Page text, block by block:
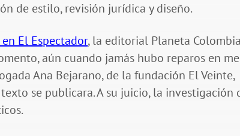
de estilo, revisión jurídica y diseño.
El Espectador, la editorial Planeta
aún cuando jamás hubo reparos en
Ana Bejarano, de la fundación El Veinte,
se publicara. A su juicio, la investigación